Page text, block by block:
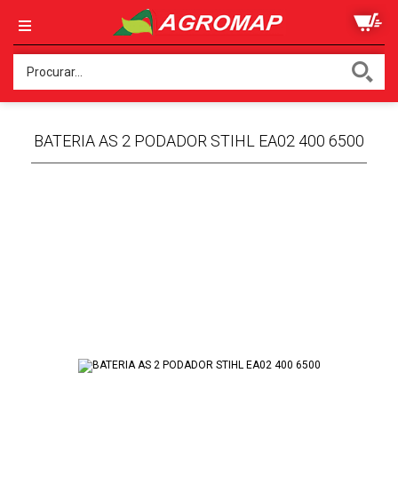
BATERIA AS 2 PODADOR STIHL EA02 400 6500